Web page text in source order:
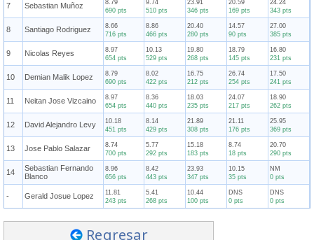
7 Sebastian Muñoz
8.79
690 pts
9.74
510 pts
23.91
346 pts
20.59
169 pts
24.24
343 pts
8 Santiago Rodriguez
8.66
716 pts
8.86
466 pts
20.40
280 pts
14.57
90 pts
27.00
385 pts
9 Nicolas Reyes
8.97
654 pts
10.13
529 pts
19.80
268 pts
18.79
145 pts
16.80
231 pts
10 Demian Malik Lopez
8.79
690 pts
8.02
422 pts
16.75
212 pts
26.74
254 pts
17.50
241 pts
11 Neitan Jose Vizcaino
8.97
654 pts
8.36
440 pts
18.03
235 pts
24.07
217 pts
18.90
262 pts
12 David Alejandro Levy
10.18
451 pts
8.14
429 pts
21.89
308 pts
21.11
176 pts
25.95
369 pts
13 Jose Pablo Salazar
8.74
700 pts
5.77
292 pts
15.18
183 pts
8.74
18 pts
20.70
290 pts
14
Sebastian Fernando
Blanco
8.96
656 pts
8.42
443 pts
23.93
347 pts
10.15
35 pts
NM
0 pts
- Gerald Josue Lopez
11.81
243 pts
5.41
268 pts
10.44
100 pts
DNS
0 pts
DNS
0 pts
Regresar